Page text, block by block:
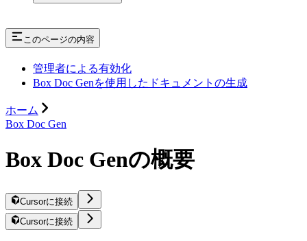
このページの内容
管理者による有効化
Box Doc Genを使用したドキュメントの生成
ホーム
Box Doc Gen
Box Doc Genの概要
Cursorに接続
Cursorに接続